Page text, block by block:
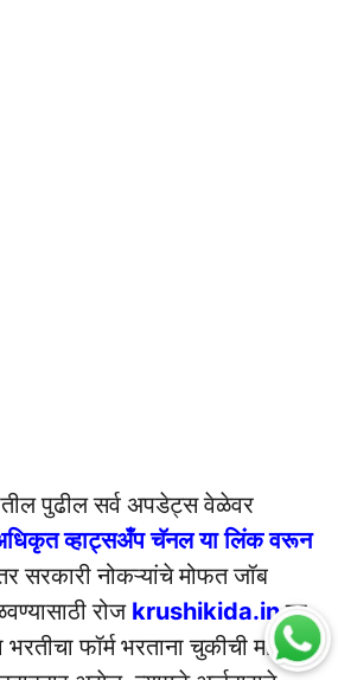
पुढील सर्व अपडेट्स वेळेवर
व्हाट्सअँप चॅनल या लिंक वरून
सरकारी नोकऱ्यांचे मोफत जॉब
रोज krushikida.inला
भरतीचा फॉर्म भरताना चुकीची माहिती